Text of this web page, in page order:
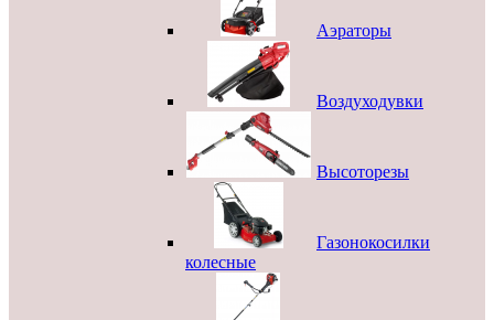
Аэраторы
Воздуходувки
Высоторезы
Газонокосилки
колесные